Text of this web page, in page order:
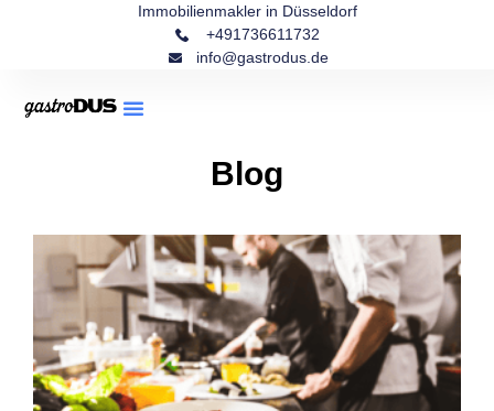
Immobilienmakler in Düsseldorf
info@gastrodus.de
+491736611732
Blog